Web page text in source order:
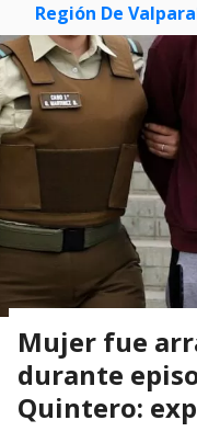
Región De
Mujer fue
durante
Quintero: